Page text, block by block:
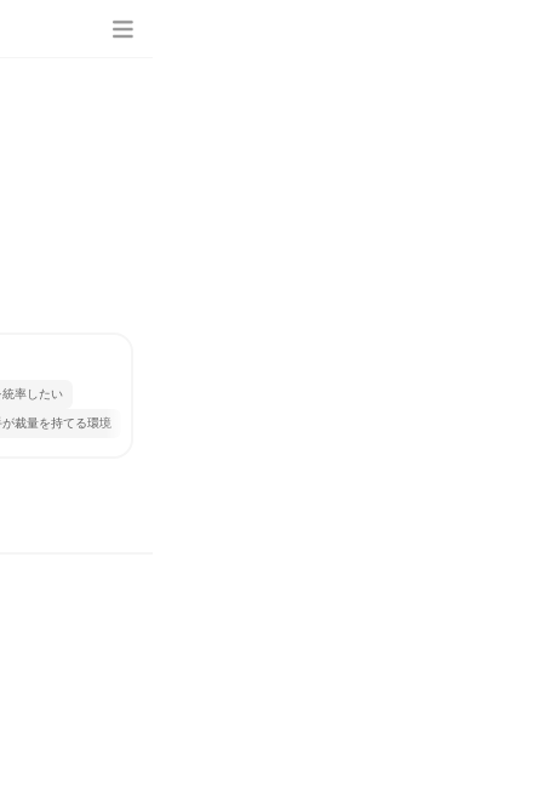
率したい
が裁量を持てる環境